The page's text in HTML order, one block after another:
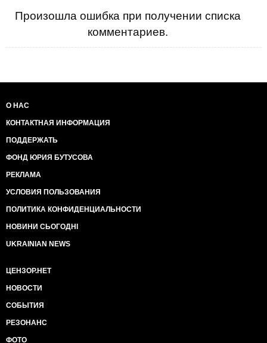
Произошла ошибка при получении списка
комментариев.
О НАС
КОНТАКТНАЯ ИНФОРМАЦИЯ
ПОДДЕРЖАТЬ
ФОНД ЮРИЯ БУТУСОВА
РЕКЛАМА
УСЛОВИЯ ПОЛЬЗОВАНИЯ
ПОЛИТИКА КОНФИДЕНЦИАЛЬНОСТИ
НОВИНИ СЬОГОДНІ
UKRAINIAN NEWS
ЦЕНЗОР.НЕТ
НОВОСТИ
СОБЫТИЯ
РЕЗОНАНС
ФОТО